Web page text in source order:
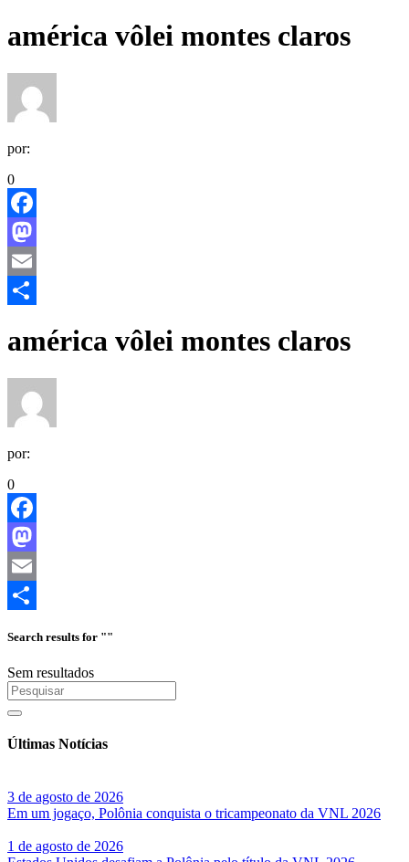
américa vôlei montes claros
por:
0
Facebook
Mastodon
Email
américa vôlei montes claros
por:
0
Facebook
Mastodon
Email
Search results for ""
Sem resultados
Últimas Notícias
3 de agosto de 2026
Em um jogaço, Polônia conquista o tricampeonato da VNL 2026
1 de agosto de 2026